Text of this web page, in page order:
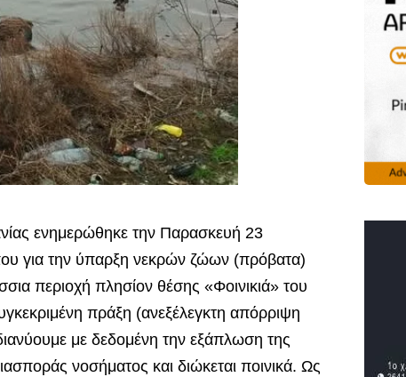
ενημερώθηκε την Παρασκευή 23
για την ύπαρξη νεκρών ζώων (πρόβατα)
περιοχή πλησίον θέσης «Φοινικιά» του
πράξη (ανεξέλεγκτη απόρριψη
με δεδομένη την εξάπλωση της
νοσήματος και διώκεται ποινικά. Ως